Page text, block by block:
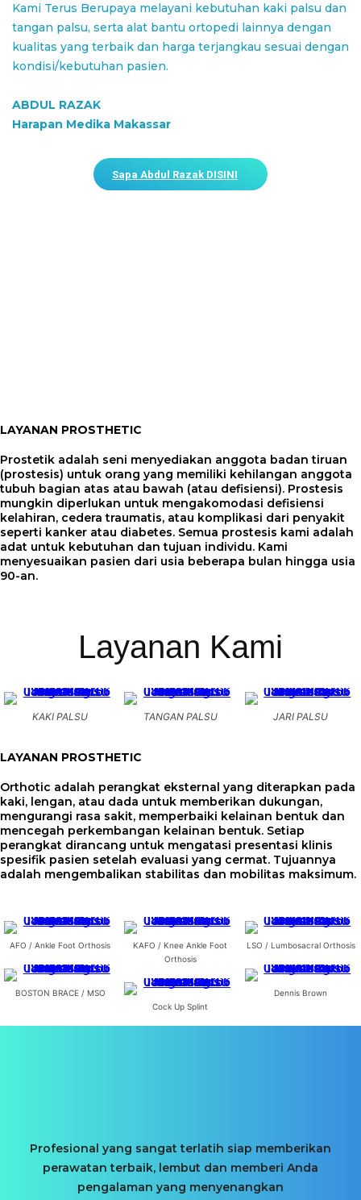
Kami Terus Berupaya melayani kebutuhan kaki palsu dan
tangan palsu, serta alat bantu ortopedi lainnya dengan
kualitas yang terbaik dan harga terjangkau sesuai dengan
kondisi/kebutuhan pasien.
ABDUL RAZAK
Harapan Medika Makassar
Sapa Abdul Razak DISINI
LAYANAN PROSTHETIC
Prostetik adalah seni menyediakan anggota badan tiruan
(prostesis) untuk orang yang memiliki kehilangan anggota
tubuh bagian atas atau bawah (atau defisiensi). Prostesis
mungkin diperlukan untuk mengakomodasi defisiensi
kelahiran, cedera traumatis, atau komplikasi dari penyakit
seperti kanker atau diabetes. Semua prostesis kami adalah
adat untuk kebutuhan dan tujuan individu. Kami
menyesuaikan pasien dari usia beberapa bulan hingga usia
90-an.
Layanan Kami
KAKI PALSU TANGAN PALSU JARI PALSU
LAYANAN PROSTHETIC
Orthotic adalah perangkat eksternal yang diterapkan pada
kaki, lengan, atau dada untuk memberikan dukungan,
mengurangi rasa sakit, memperbaiki kelainan bentuk dan
mencegah perkembangan kelainan bentuk. Setiap
perangkat dirancang untuk mengatasi presentasi klinis
spesifik pasien setelah evaluasi yang cermat. Tujuannya
adalah mengembalikan stabilitas dan mobilitas maksimum.
AFO / Ankle Foot Orthosis
BOSTON BRACE / MSO
KAFO / Knee Ankle Foot
Orthosis
Cock Up Splint
LSO / Lumbosacral Orthosis
Dennis Brown
Profesional yang sangat terlatih siap memberikan
perawatan terbaik, lembut dan memberi Anda
pengalaman yang menyenangkan